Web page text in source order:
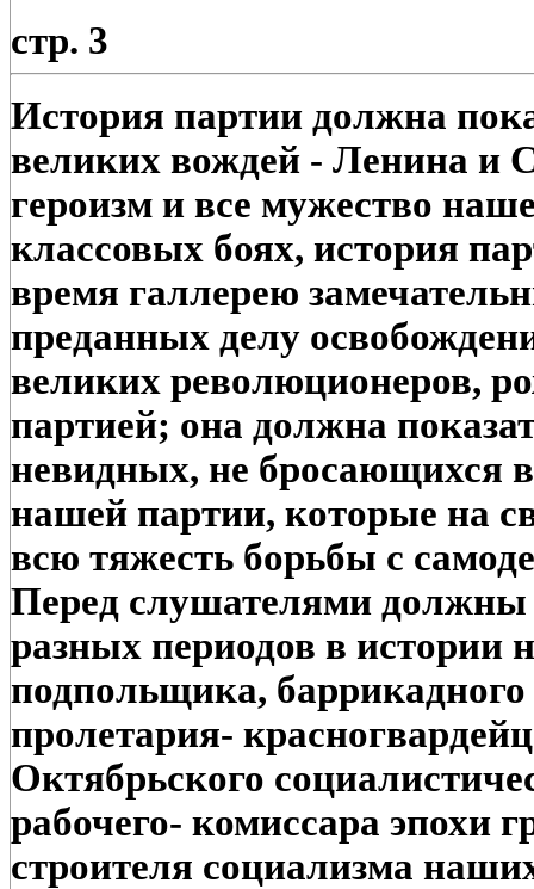
стр. 3
История партии должна
великих вождей - Ленина и
героизм и все мужество
классовых боях, история
время галлерею
преданных делу
великих революционеров,
партией; она должна
невидных, не бросающихся
нашей партии, которые на
всю тяжесть борьбы с
Перед слушателями должны
разных периодов в истории
подпольщика,
пролетария-
Октябрьского
рабочего- комиссара эпохи
строителя социализма